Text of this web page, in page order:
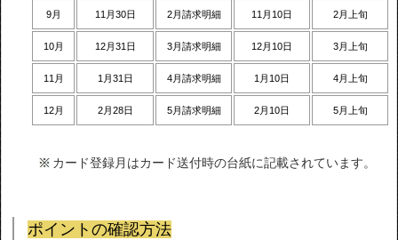
9月 11月30日 2月請求明細 11月10日 2月上旬
10月 12月31日 3月請求明細 12月10日 3月上旬
11月 1月31日 4月請求明細 1月10日 4月上旬
12月 2月28日 5月請求明細 2月10日 5月上旬
カード登録月はカード送付時の台紙に記載されています。
ポイントの確認方法